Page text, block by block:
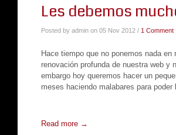
Les debemos
Posted by admin on 05 Nov 2012 / 1 Comment
Hace tiempo que no ponemos nada
renovación profunda de nuestra web
embargo hoy queremos hacer un
meses haciendo malabares para
Read more →